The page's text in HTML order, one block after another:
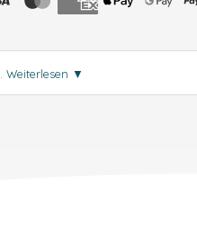
Weiterlesen ▼